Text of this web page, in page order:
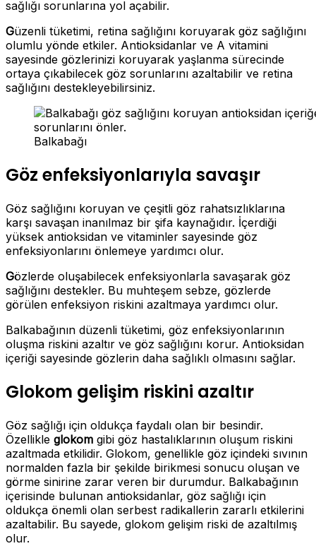
sağlığı sorunlarına yol açabilir.
Güzenli tüketimi, retina sağlığını koruyarak göz sağlığını
olumlu yönde etkiler. Antioksidanlar ve A vitamini
sayesinde gözlerinizi koruyarak yaşlanma sürecinde
ortaya çıkabilecek göz sorunlarını azaltabilir ve retina
sağlığını destekleyebilirsiniz.
Balkabağı
Göz enfeksiyonlarıyla savaşır
Göz sağlığını koruyan ve çeşitli göz rahatsızlıklarına
karşı savaşan inanılmaz bir şifa kaynağıdır. İçerdiği
yüksek antioksidan ve vitaminler sayesinde göz
enfeksiyonlarını önlemeye yardımcı olur.
Gözlerde oluşabilecek enfeksiyonlarla savaşarak göz
sağlığını destekler. Bu muhteşem sebze, gözlerde
görülen enfeksiyon riskini azaltmaya yardımcı olur.
Balkabağının düzenli tüketimi, göz enfeksiyonlarının
oluşma riskini azaltır ve göz sağlığını korur. Antioksidan
içeriği sayesinde gözlerin daha sağlıklı olmasını sağlar.
Glokom gelişim riskini azaltır
Göz sağlığı için oldukça faydalı olan bir besindir.
Özellikle glokom gibi göz hastalıklarının oluşum riskini
azaltmada etkilidir. Glokom, genellikle göz içindeki sıvının
normalden fazla bir şekilde birikmesi sonucu oluşan ve
görme sinirine zarar veren bir durumdur. Balkabağının
içerisinde bulunan antioksidanlar, göz sağlığı için
oldukça önemli olan serbest radikallerin zararlı etkilerini
azaltabilir. Bu sayede, glokom gelişim riski de azaltılmış
olur.